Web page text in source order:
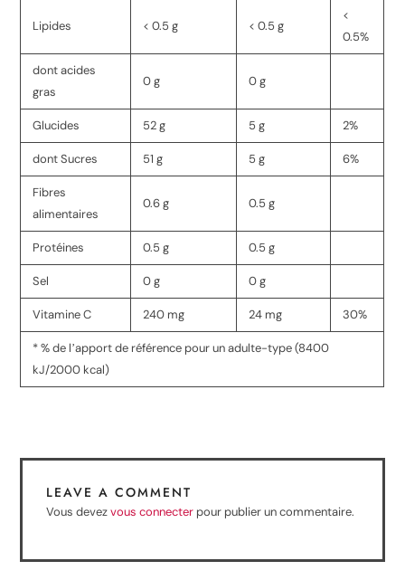
Lipides < 0.5 g < 0.5 g
<
0.5%
dont acides
gras
0 g 0 g
Glucides 52 g 5 g 2%
dont Sucres 51 g 5 g 6%
Fibres
alimentaires
0.6 g 0.5 g
Protéines 0.5 g 0.5 g
Sel 0 g 0 g
Vitamine C 240 mg 24 mg 30%
* % de lʼapport de référence pour un adulte-type (8400
kJ/2000 kcal)
LEAVE A COMMENT
Vous devezvous connecter pour publier un commentaire.